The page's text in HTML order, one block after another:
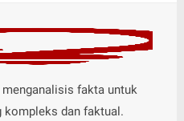
menganalisis fakta untuk
kompleks dan faktual.